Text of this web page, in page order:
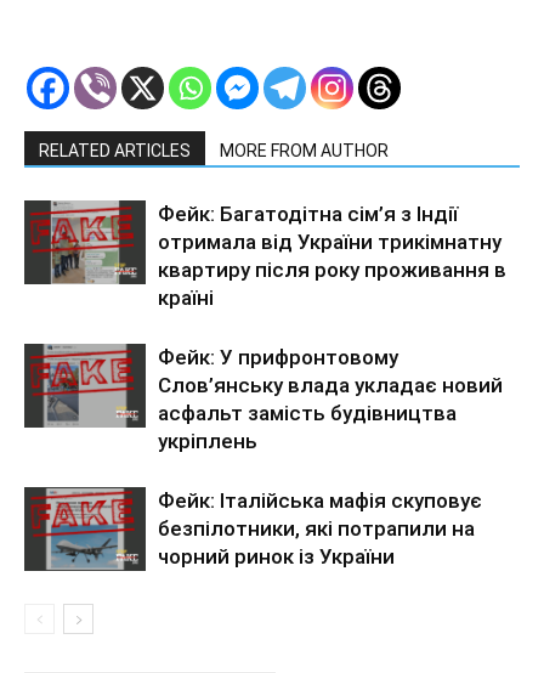
RELATED ARTICLES MORE FROM AUTHOR
Фейк: Багатодітна сім’я з Індії
отримала від України трикімнатну
квартиру після року проживання в
країні
Фейк: У прифронтовому
Слов’янську влада укладає новий
асфальт замість будівництва
укріплень
Фейк: Італійська мафія скуповує
безпілотники, які потрапили на
чорний ринок із України